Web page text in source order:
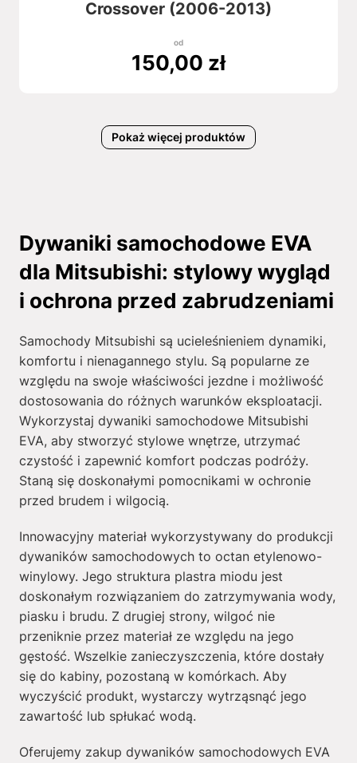
Crossover (2006-2013)
od
150,00 zł
Pokaż więcej produktów
Dywaniki samochodowe EVA
dla Mitsubishi: stylowy wygląd
i ochrona przed zabrudzeniami
Samochody Mitsubishi są ucieleśnieniem dynamiki,
komfortu i nienagannego stylu. Są popularne ze
względu na swoje właściwości jezdne i możliwość
dostosowania do różnych warunków eksploatacji.
Wykorzystaj dywaniki samochodowe Mitsubishi
EVA, aby stworzyć stylowe wnętrze, utrzymać
czystość i zapewnić komfort podczas podróży.
Staną się doskonałymi pomocnikami w ochronie
przed brudem i wilgocią.
Innowacyjny materiał wykorzystywany do produkcji
dywaników samochodowych to octan etylenowo-
winylowy. Jego struktura plastra miodu jest
doskonałym rozwiązaniem do zatrzymywania wody,
piasku i brudu. Z drugiej strony, wilgoć nie
przeniknie przez materiał ze względu na jego
gęstość. Wszelkie zanieczyszczenia, które dostały
się do kabiny, pozostaną w komórkach. Aby
wyczyścić produkt, wystarczy wytrząsnąć jego
zawartość lub spłukać wodą.
Oferujemy zakup dywaników samochodowych EVA